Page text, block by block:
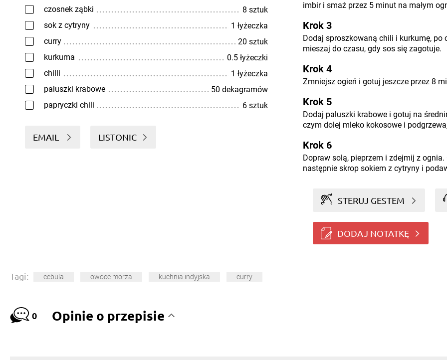
czosnek ząbki
8 sztuk
sok z cytryny
1 łyżeczka
curry
20 sztuk
kurkuma
0.5 łyżeczki
chilli
1 łyżeczka
paluszki krabowe
50 dekagramów
papryczki chili
6 sztuk
EMAIL LISTONIC
imbir i smaż przez 5 minut na małym
Krok 3
Dodaj sproszkowaną chili i kurkumę, po
mieszaj do czasu, gdy sos się zagotuje.
Krok 4
Zmniejsz ogień i gotuj jeszcze przez 8
Krok 5
Dodaj paluszki krabowe i gotuj na
czym dolej mleko kokosowe i
Krok 6
Dopraw solą, pieprzem i zdejmij z
następnie skrop sokiem z cytryny i
STERUJ GESTEM
DODAJ NOTATKĘ
Tagi: cebula owoce morza kuchnia indyjska curry
0 Opinie o przepisie